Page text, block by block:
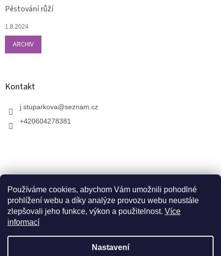
Používáme cookies, abychom Vám umožnili pohodlné
prohlížení webu a díky analýze provozu webu neustále
zlepšovali jeho funkce, výkon a použitelnost. Více
informací
Nastavení
V zahradnictví je možné osobně vybírat stromy a
dopravou. Otevřeno máme ve středu, v pátek a v neděli
Pěstování růží
1.8.2024
ARCHIV
Kontakt
j.stuparkova@seznam.cz
+420604278381